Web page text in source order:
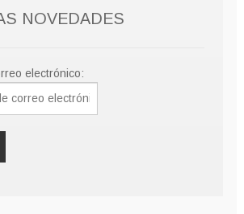
NOVEDADES
electrónico: